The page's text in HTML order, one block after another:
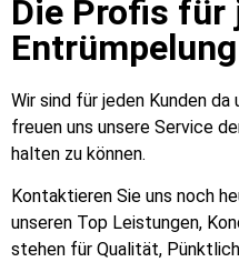
Die Profis für
Entrümpelung
Wir sind für jeden Kunden da
freuen uns unsere Service
halten zu können.
Kontaktieren Sie uns noch
unseren Top Leistungen,
stehen für Qualität,